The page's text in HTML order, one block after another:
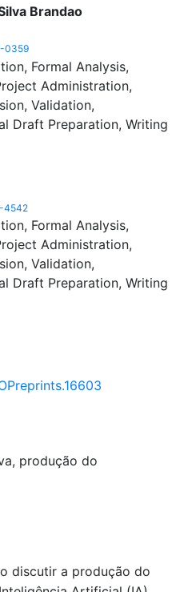
Brandao
0359
Formal Analysis
Administration
Validation
Draft Preparation Writing
4542
Formal Analysis
Administration
Validation
Draft Preparation Writing
produção do
discutir a produção do